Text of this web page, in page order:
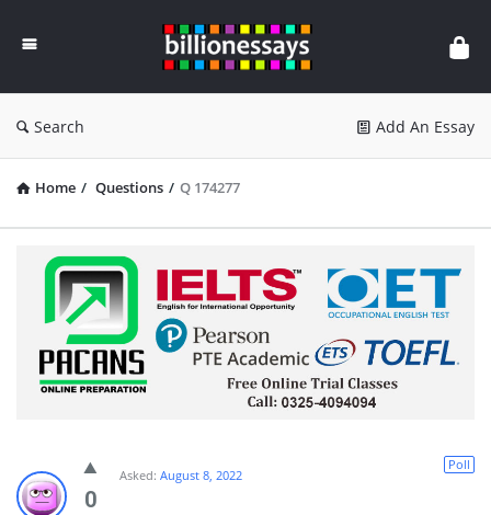
Essays
Search Add An Essay
Home / Questions / Q 174277
0
Poll
Asked: August 8, 2022